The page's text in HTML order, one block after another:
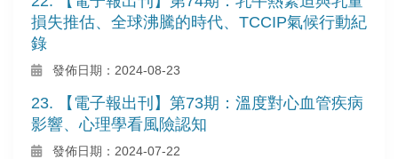
損失推估、全球沸騰的時代、TCCIP氣候行動紀
錄
發佈日期：2024-08-23
23. 【電子報出刊】第73期：溫度對心血管疾病
影響、心理學看風險認知
發佈日期：2024-07-22